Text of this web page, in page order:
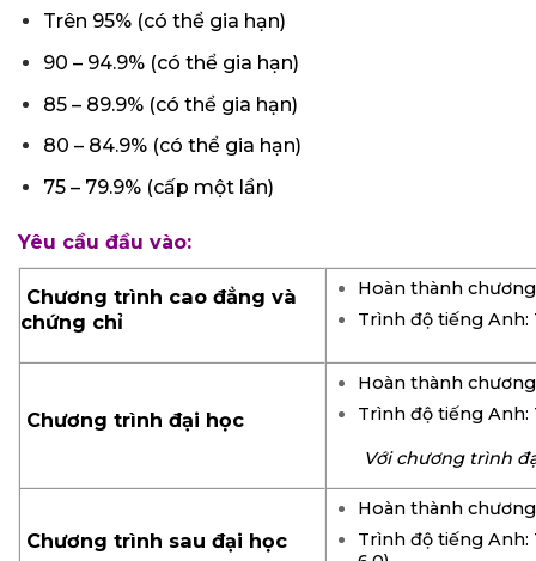
Trên 95% (có thể gia hạn)
90 – 94.9% (có thể gia hạn)
85 – 89.9% (có thể gia hạn)
80 – 84.9% (có thể gia hạn)
75 – 79.9% (cấp một lần)
Yêu cầu đầu vào:
Chương trình cao đẳng và
chứng chỉ
Hoàn thành
Trình độ tiếng Anh:
Chương trình đại học
Hoàn thành
Trình độ tiếng Anh:
Với chương trình đại
Chương trình sau đại học
Hoàn thành
Trình độ tiếng Anh: